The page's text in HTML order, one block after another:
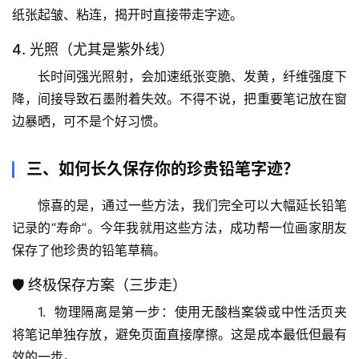
专
表
然
人
奥
历
纸张起皱、粘连，揭开时直接带走字迹。
4. 光照（尤其是紫外线）
长时间强光照射，会加速纸张变脆、发黄，纤维强度下
降，间接导致石墨附着失效。不得不说，把重要笔记放在窗
边暴晒，可不是个好习惯。
三、如何长久保存你的珍贵铅笔字迹？
惊喜的是，通过一些方法，我们完全可以大幅延长铅笔
记录的“寿命”。今年我就用这些方法，成功帮一位画家朋友
保存了他珍贵的铅笔草稿。
🛡️ 终极保存方案（三步走）
1. 物理隔离是第一步 ：使用 无酸档案袋或中性活页夹
将笔记单独存放，避免页面直接摩擦。这是成本最低但最有